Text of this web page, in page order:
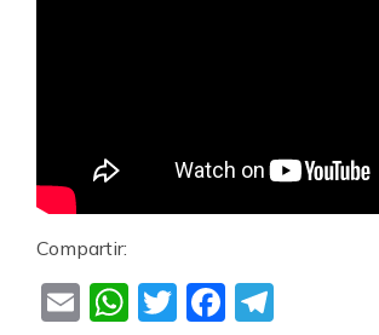
Compartir:
EmailWhatsApp
TwitterFacebook